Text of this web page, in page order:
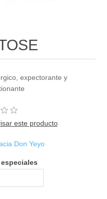
expectorante y
este producto
Don Yeyo